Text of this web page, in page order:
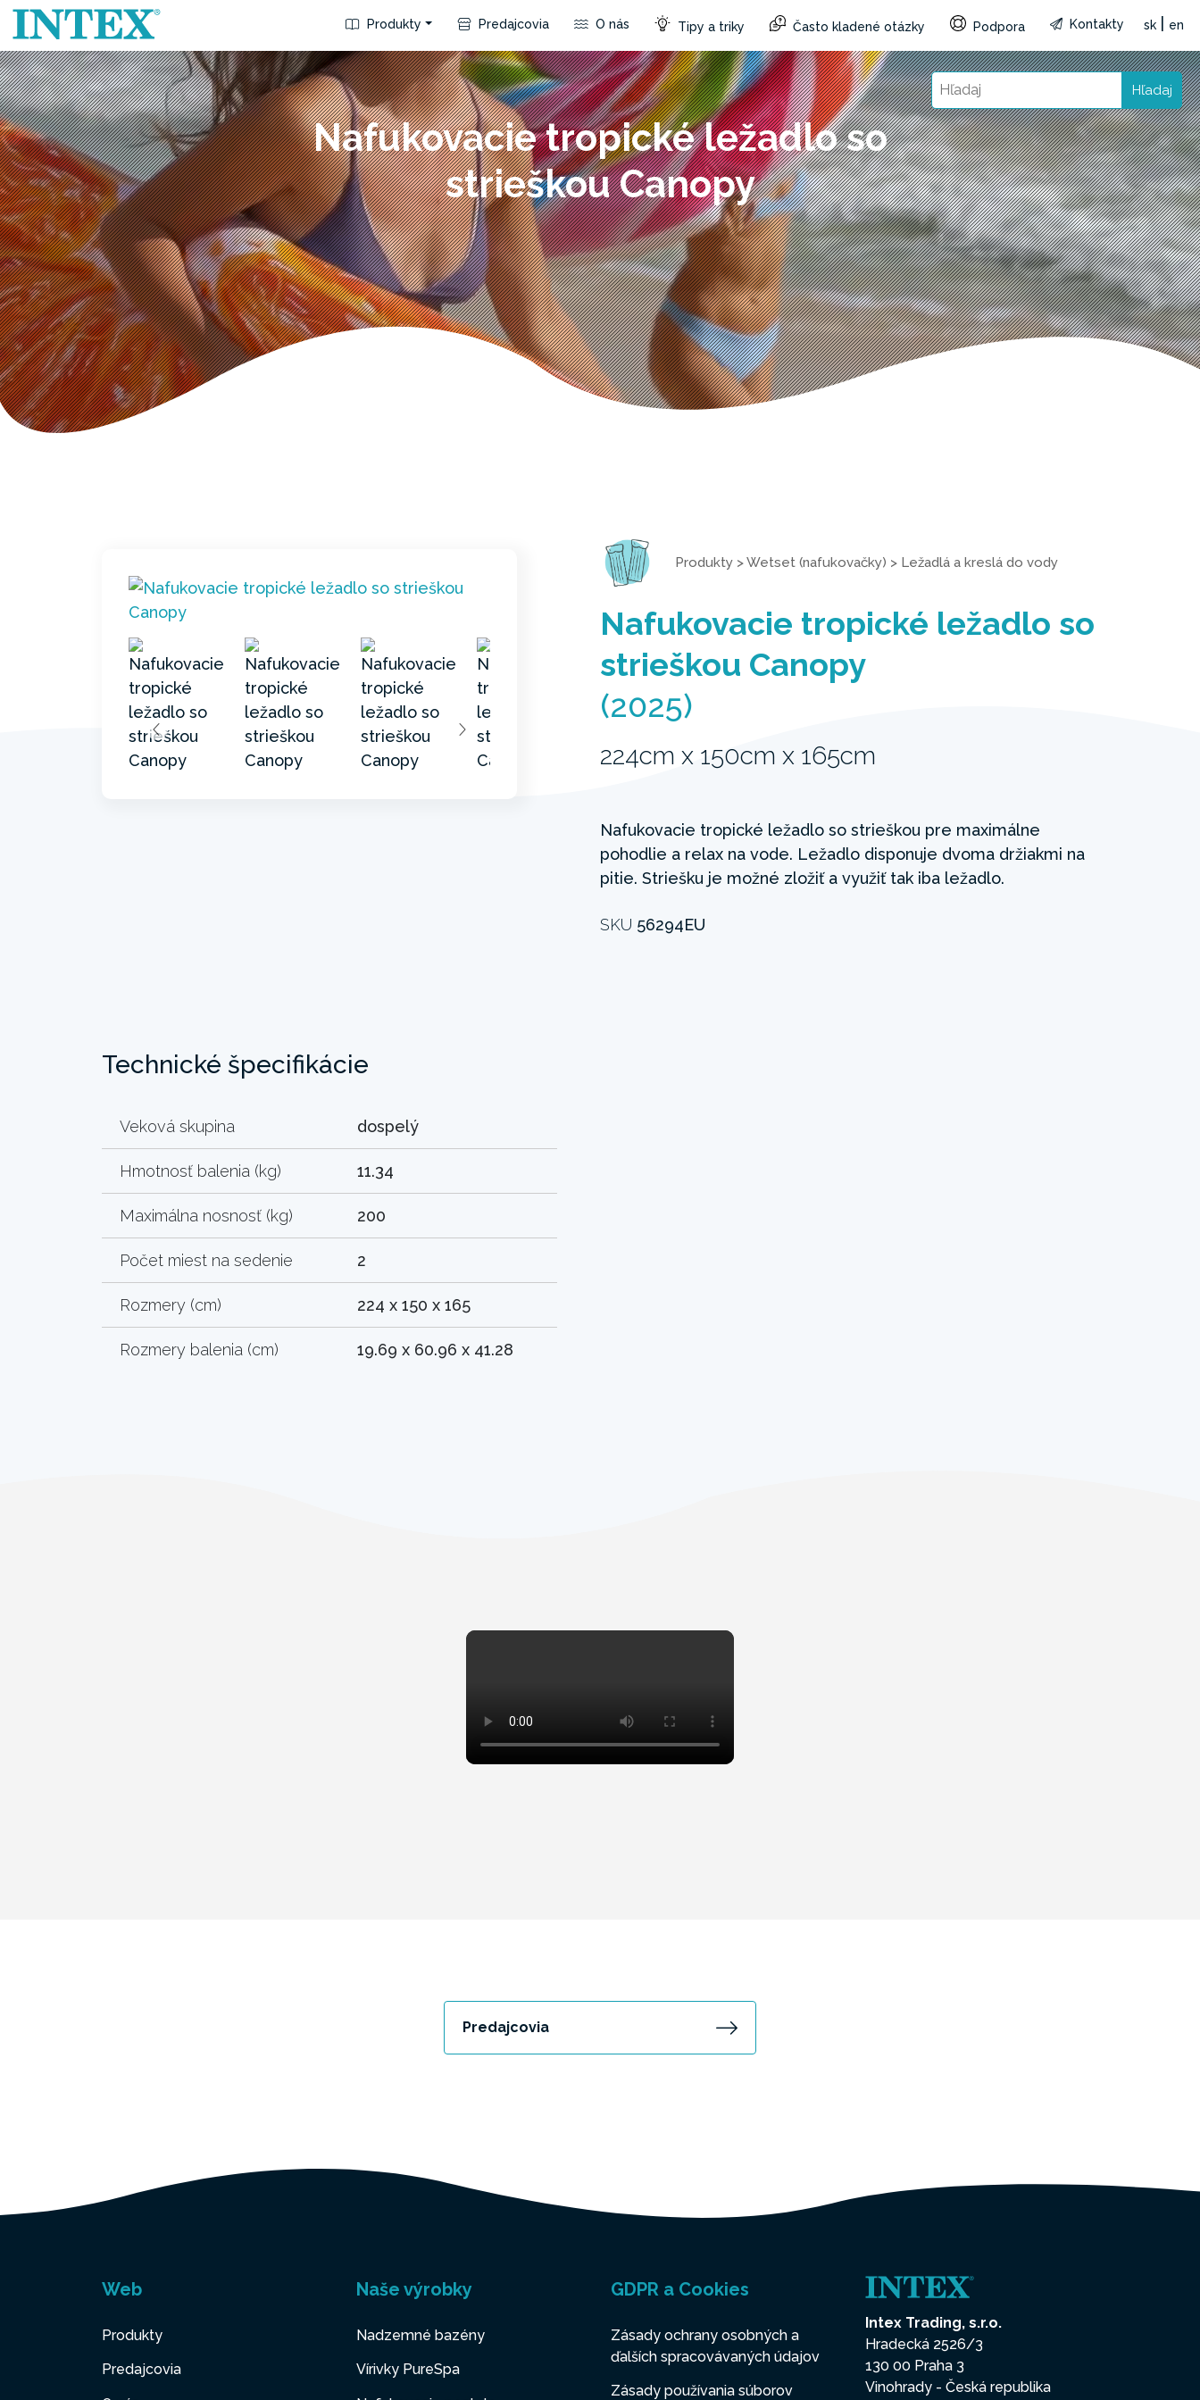
Produkty Predajcovia O nás Tipy a triky Často kladené otázky Podpora Kontakty sk en
Hľadaj
Nafukovacie tropické ležadlo so
strieškou Canopy
Produkty >Wetset (nafukovačky) > Ležadlá a kreslá do vody
Nafukovacie tropické ležadlo so
strieškou Canopy
(2025)
224cm x 150cm x 165cm
Nafukovacie tropické ležadlo so strieškou pre maximálne
pohodlie a relax na vode. Ležadlo disponuje dvoma držiakmi na
pitie. Striešku je možné zložiť a využiť tak iba ležadlo.
SKU 56294EU
Technické špecifikácie
Veková skupina dospelý
Hmotnosť balenia (kg) 11.34
Maximálna nosnosť (kg) 200
Počet miest na sedenie 2
Rozmery (cm) 224 x 150 x 165
Rozmery balenia (cm) 19.69 x 60.96 x 41.28
Predajcovia
Web
Produkty
Predajcovia
Naše výrobky
Nadzemné bazény
Vírivky PureSpa
GDPR a Cookies
Zásady ochrany osobných a
ďalších spracovávaných údajov
Zásady používania súborov
Intex Trading, s.r.o.
Hradecká 2526/3
130 00 Praha 3
Vinohrady - Česká republika